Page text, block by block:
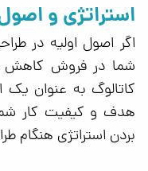
استراتژی و
اگر اصول اولیه در
شما در فروش کاهش
کاتالوگ به عنوان یک
هدف و کیفیت کار
بردن استراتژی هنگام